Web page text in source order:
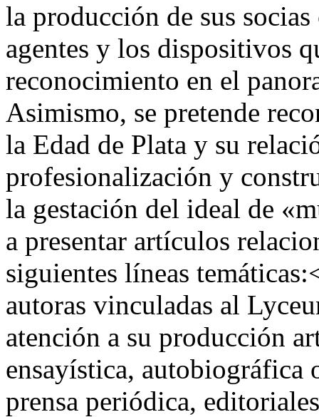
la producción de sus
agentes y los dispositivos
reconocimiento en el
Asimismo, se pretende
la Edad de Plata y su
profesionalización y
la gestación del ideal de
a presentar artículos
siguientes líneas
autoras vinculadas al
atención a su producción
ensayística,
prensa periódica,